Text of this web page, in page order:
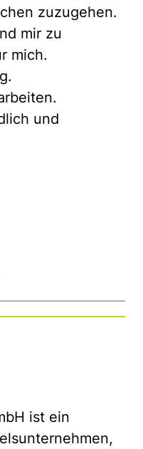
zuzugehen.
mir zu
mich.
und
ist ein